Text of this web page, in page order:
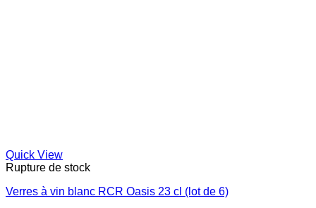
Quick View
Rupture de stock
Verres à vin blanc RCR Oasis 23 cl (lot de 6)